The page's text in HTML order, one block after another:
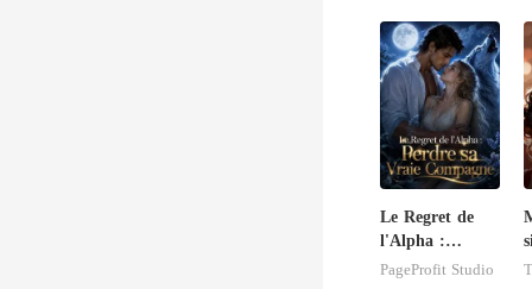
Le Regret de
l'Alpha :
Perdre sa Vraie
PageProfit Studio